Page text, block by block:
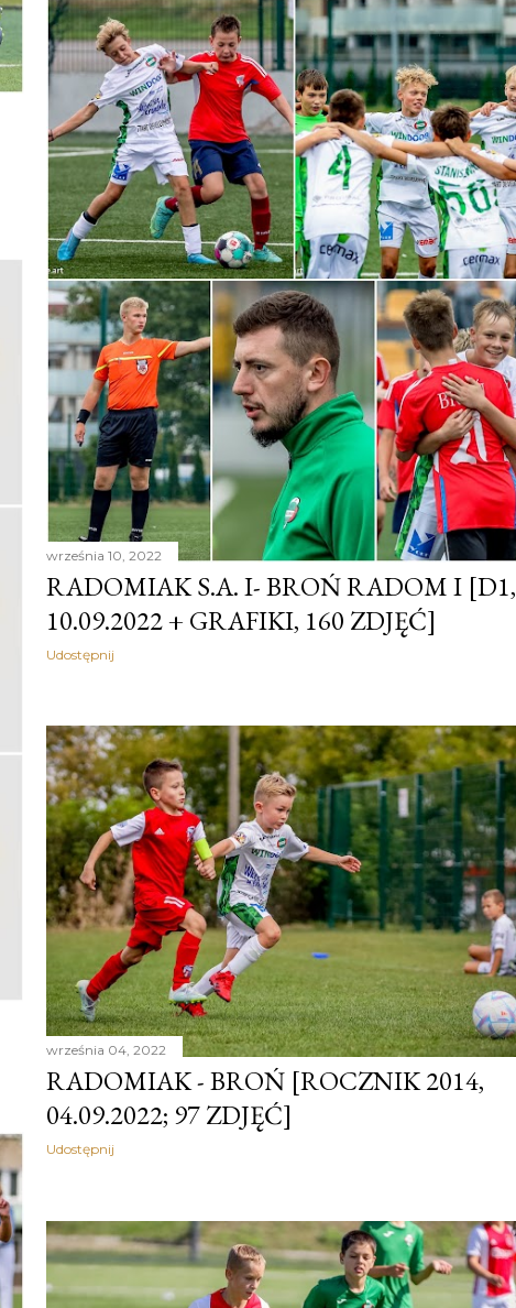
września 10, 2022
RADOMIAK S.A. I- BROŃ RADOM I [D1,
10.09.2022 + GRAFIKI, 160 ZDJĘĆ]
Udostępnij
września 04, 2022
RADOMIAK - BROŃ [ROCZNIK 2014,
04.09.2022; 97 ZDJĘĆ]
Udostępnij